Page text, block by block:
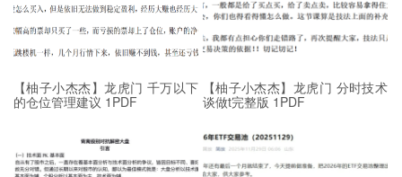
【柚子小杰杰】龙虎门 千万以下
的仓位管理建议 1PDF
【柚子小杰杰】龙虎门 分时技术
谈做t完整版 1PDF